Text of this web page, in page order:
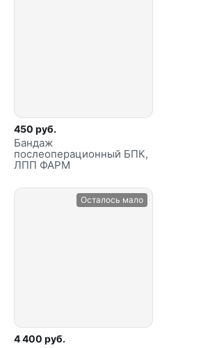
450 руб.
Бандаж
послеоперационный БПК,
ЛПП ФАРМ
Осталось мало
4 400 руб.